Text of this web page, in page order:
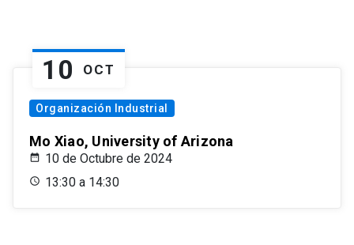
10 OCT
Organización Industrial
Mo Xiao, University of Arizona
10 de Octubre de 2024
13:30 a 14:30